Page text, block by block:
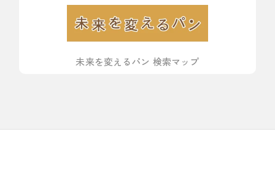
未来を変えるパン 検索マップ